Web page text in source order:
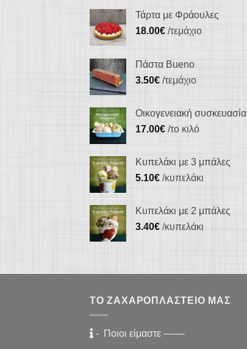
Τάρτα με Φράουλες
18.00€ /τεμάχιο
Πάστα Bueno
3.50€ /τεμάχιο
Οικογενειακή συσκευασία
17.00€ /το κιλό
Κυπελάκι με 3 μπάλες
5.10€ /κυπελάκι
Κυπελάκι με 2 μπάλες
3.40€ /κυπελάκι
ΤΟ ΖΑΧΑΡΟΠΛΑΣΤΕΊΟ ΜΑΣ
- Ποιοι είμαστε -------